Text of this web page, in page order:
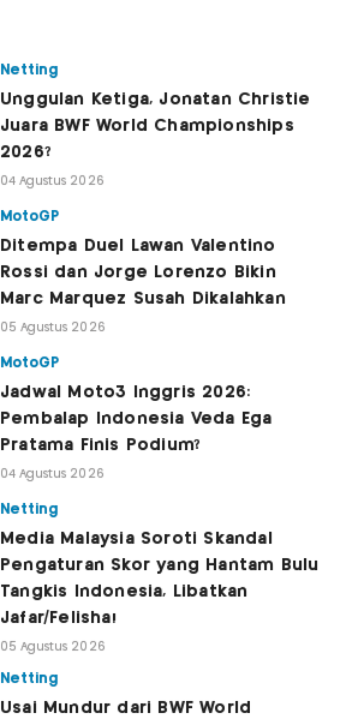
Netting
Unggulan Ketiga, Jonatan Christie
Juara BWF World Championships
2026?
04 Agustus 2026
MotoGP
Ditempa Duel Lawan Valentino
Rossi dan Jorge Lorenzo Bikin
Marc Marquez Susah Dikalahkan
05 Agustus 2026
MotoGP
Jadwal Moto3 Inggris 2026:
Pembalap Indonesia Veda Ega
Pratama Finis Podium?
04 Agustus 2026
Netting
Media Malaysia Soroti Skandal
Pengaturan Skor yang Hantam Bulu
Tangkis Indonesia, Libatkan
Jafar/Felisha!
05 Agustus 2026
Netting
Usai Mundur dari BWF World